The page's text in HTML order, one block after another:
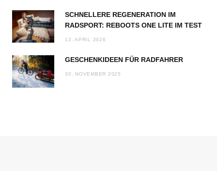
SCHNELLERE REGENERATION IM
RADSPORT: REBOOTS ONE LITE IM TEST
12. APRIL 2026
GESCHENKIDEEN FÜR RADFAHRER
30. NOVEMBER 2025